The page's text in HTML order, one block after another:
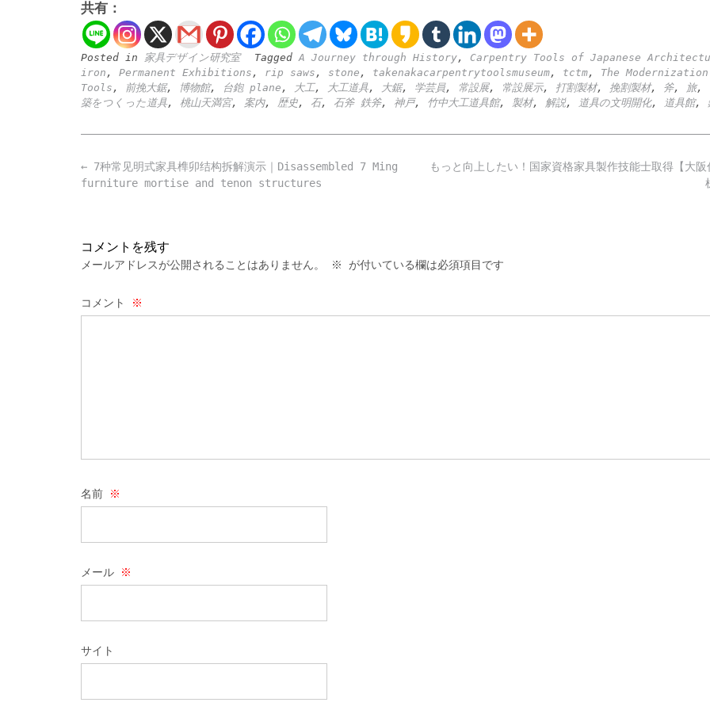
共有：
Posted in 家具デザイン研究室 Tagged A Journey through History, Carpentry Tools of Japanese
iron , Permanent Exhibitions , rip saws , stone , takenakacarpentrytoolsmuseum, tctm, The
Tools , 前挽大鋸, 博物館, 台鉋 plane , 大工, 大工道具, 大鋸, 学芸員, 常設展, 常設展示, 打割製材, 挽割製材, 斧, 旅,
築をつくった道具, 桃山天満宮, 案内, 歴史, 石, 石斧 鉄斧, 神戸, 竹中大工道具館, 製材, 解説, 道具の文明開化, 道具館,
Post
navigation
もっと向上したい！国家資格家具製作技能士取得【大阪
← 7种常见明式家具榫卯结构拆解演示｜Disassembled 7 Ming
furniture mortise and tenon structures
コメントを残す
メールアドレスが公開されることはありません。 ※ が付いている欄は必須項目です
コメント ※
名前 ※
メール ※
サイト